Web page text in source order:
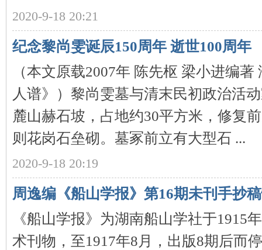
库
2020-9-18 20:21
纪念黎尚雯诞辰150周年 逝世100周年
（本文原载2007年 陈先枢 梁小进编
人谱》）黎尚雯墓与清末民初政治活
麓山赫石坡，占地约30平方米，修复
则花岗石垒砌。墓冢前立有大型石 ...
2020-9-18 20:19
周逸编《船山学报》第16期未刊手抄
《船山学报》为湖南船山学社于1915
术刊物，至1917年8月，出版8期后而